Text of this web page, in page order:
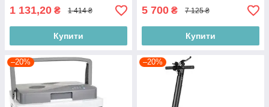
1 131,20 ₴ 1 414 ₴
Купити
5 700 ₴ 7 125 ₴
Купити
–20% –20%